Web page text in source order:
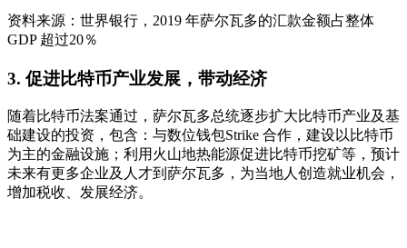
资料来源：世界银行，2019 年萨尔瓦多的汇款金额占整体
GDP 超过20％
3. 促进比特币产业发展，带动经济
随着比特币法案通过，萨尔瓦多总统逐步扩大比特币产业及基
础建设的投资，包含：与数位钱包Strike 合作，建设以比特币
为主的金融设施；利用火山地热能源促进比特币挖矿等，预计
未来有更多企业及人才到萨尔瓦多，为当地人创造就业机会，
增加税收、发展经济。